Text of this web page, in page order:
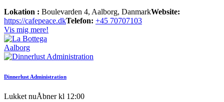
Lokation : Boulevarden 4, Aalborg, DanmarkWebsite:
https://cafepeace.dkTelefon: +45 70707103
Vis mig mere!
Aalborg
Dinnerlust Administration
Lukket nuÅbner kl 12:00